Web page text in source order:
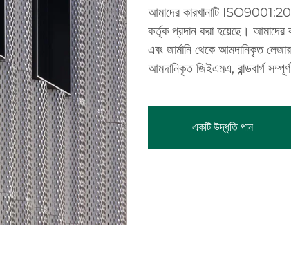
আমাদের কারখানাটি
কর্তৃক প্রদান করা হয়েছে। আমাদের
এবং জার্মানি থেকে আমদানিকৃত
আমদানিকৃত জিইএমএ, রান্ডবার্গ
একটি উদ্ধৃতি পান